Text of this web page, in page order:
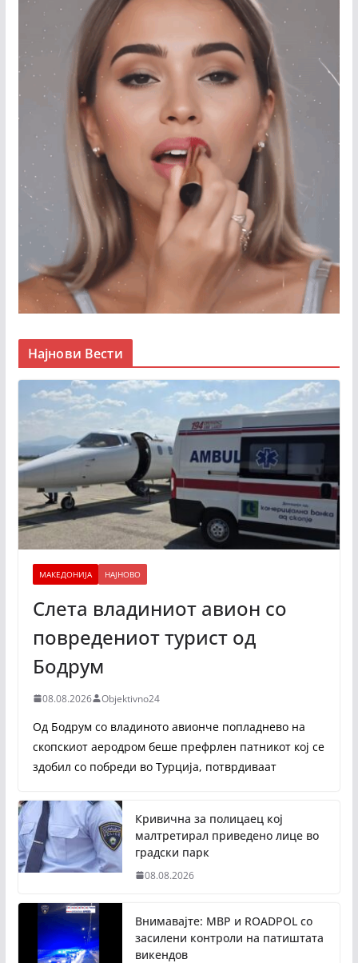
Најнови Вести
МАКЕДОНИЈА НАЈНОВО
Слета владиниот авион со
повредениот турист од
Бодрум
08.08.2026 Objektivno24
Од Бодрум со владиното авионче попладнево на
скопскиот аеродром беше префрлен патникот кој се
здобил со побреди во Турција, потврдиваат
Кривична за полицаец кој
малтретирал приведено лице во
градски парк
08.08.2026
Внимавајте: МВР и ROADPOL со
засилени контроли на патиштата
викендов